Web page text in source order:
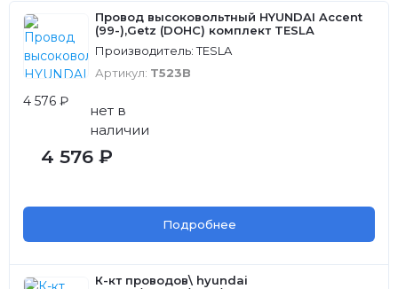
Провод высоковольтный HYUNDAI Accent
(99-),Getz (DOHC) комплект TESLA
Производитель: TESLA
Артикул: T523B
4 576 ₽
нет в
наличии
4 576 ₽
Подробнее
К-кт проводов\ hyundai